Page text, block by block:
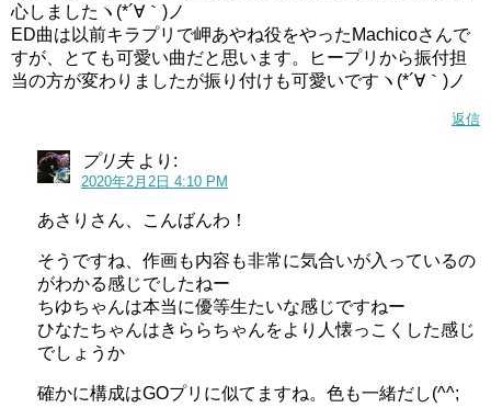
心しましたヽ(*´∀｀)ノ
ED曲は以前キラプリで岬あやね役をやったMachicoさんで
すが、とても可愛い曲だと思います。ヒープリから振付担
当の方が変わりましたが振り付けも可愛いですヽ(*´∀｀)ノ
返信
プリ夫 より:
2020年2月2日 4:10 PM
あさりさん、こんばんわ！
そうですね、作画も内容も非常に気合いが入っているの
がわかる感じでしたねー
ちゆちゃんは本当に優等生たいな感じですねー
ひなたちゃんはきららちゃんをより人懐っこくした感じ
でしょうか
確かに構成はGOプリに似てますね。色も一緒だし(^^;